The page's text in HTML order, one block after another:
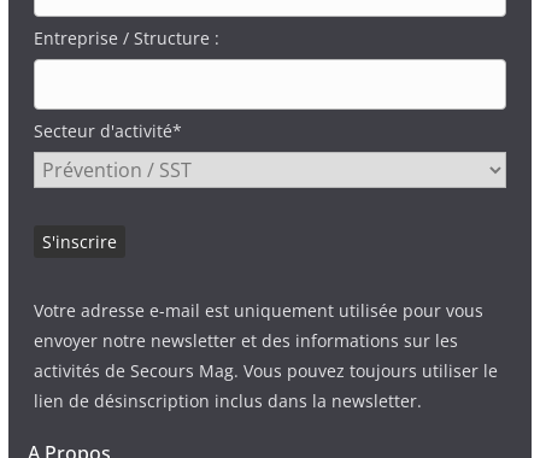
Entreprise / Structure :
Secteur d'activité*
Votre adresse e-mail est uniquement utilisée pour vous
envoyer notre newsletter et des informations sur les
activités de Secours Mag. Vous pouvez toujours utiliser le
lien de désinscription inclus dans la newsletter.